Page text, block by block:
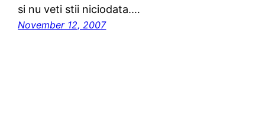
si nu veti stii niciodata.…
November 12, 2007